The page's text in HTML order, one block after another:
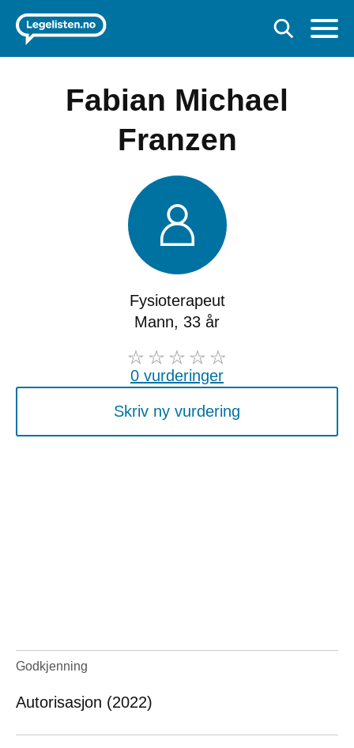
Fabian Michael
Franzen
Fysioterapeut
Mann, 33 år
0 vurderinger
Skriv ny vurdering
Godkjenning
Autorisasjon (2022)